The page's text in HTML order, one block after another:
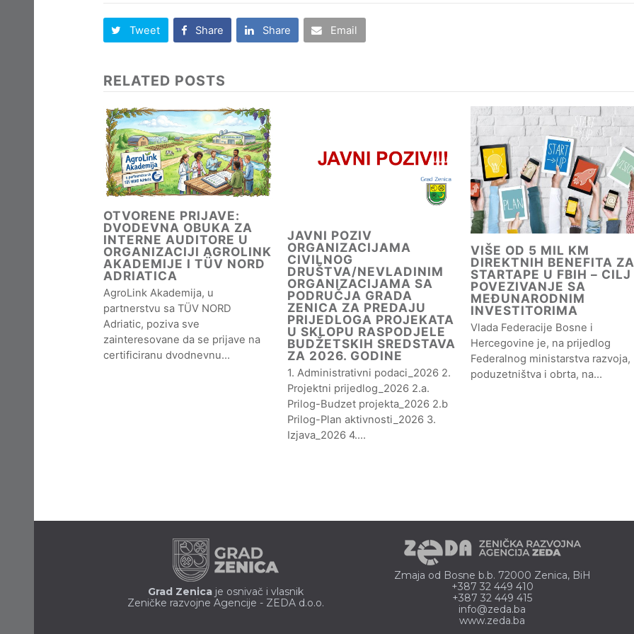
Tweet Share Share Email
RELATED POSTS
OTVORENE PRIJAVE:
DVODEVNA OBUKA ZA
INTERNE AUDITORE U
ORGANIZACIJI AGROLINK
AKADEMIJE I TÜV NORD
ADRIATICA
AgroLink Akademija, u
partnerstvu sa TÜV NORD
Adriatic, poziva sve
zainteresovane da se prijave na
certificiranu dvodnevnu…
JAVNI POZIV
ORGANIZACIJAMA
CIVILNOG
DRUŠTVA/NEVLADINIM
ORGANIZACIJAMA SA
PODRUČJA GRADA
ZENICA ZA PREDAJU
PRIJEDLOGA PROJEKATA
U SKLOPU RASPODJELE
BUDŽETSKIH SREDSTAVA
ZA 2026. GODINE
1. Administrativni podaci_2026 2.
Projektni prijedlog_2026 2.a.
Prilog-Budzet projekta_2026 2.b
Prilog-Plan aktivnosti_2026 3.
Izjava_2026 4.…
VIŠE OD 5 MIL KM
DIREKTNIH BENEFITA
STARTAPE U FBIH – CILJ
POVEZIVANJE SA
MEĐUNARODNIM
INVESTITORIMA
Vlada Federacije Bosne i
Hercegovine je, na prijedlog
Federalnog ministarstva razvoja,
poduzetništva i obrta, na…
Grad Zenica je osnivač i vlasnik
Zeničke razvojne Agencije - ZEDA d.o.o.
Zmaja od Bosne b.b. 72000 Zenica, BiH
+387 32 449 410
+387 32 449 415
info@zeda.ba
www.zeda.ba